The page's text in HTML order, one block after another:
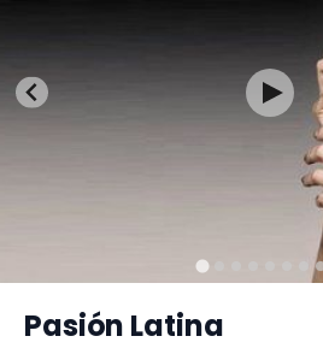
Pasión Latina